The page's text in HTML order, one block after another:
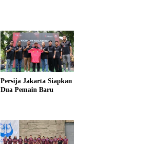
Persija Jakarta Siapkan
Dua Pemain Baru